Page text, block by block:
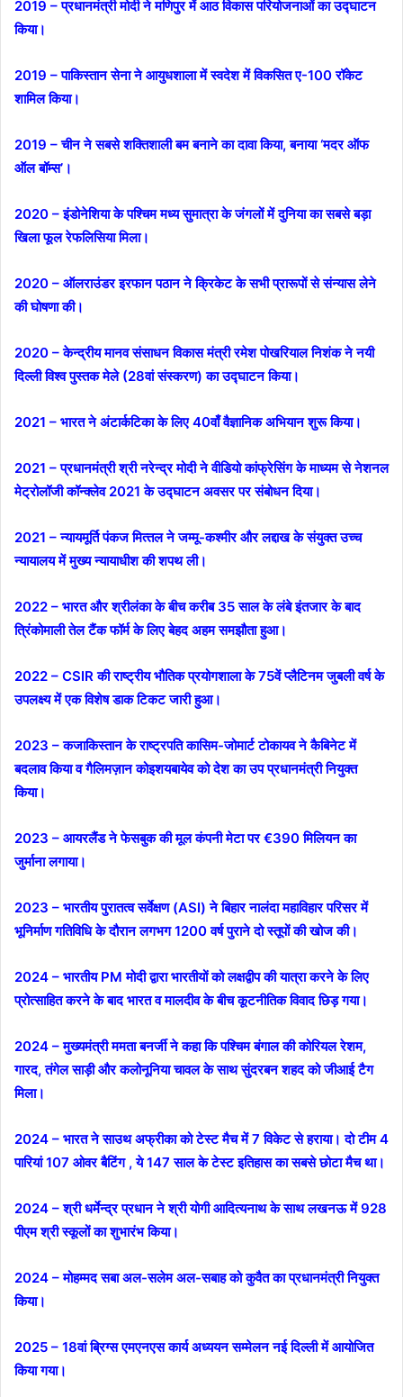
2019 – प्रधानमंत्री मोदी ने मणिपुर में आठ विकास परियोजनाओं का उद्घाटन
किया।
2019 – पाकिस्तान सेना ने आयुधशाला में स्वदेश में विकसित ए-100 रॉकेट
शामिल किया।
2019 – चीन ने सबसे शक्तिशाली बम बनाने का दावा किया, बनाया ‘मदर ऑफ
ऑल बॉम्स’।
2020 – इंडोनेशिया के पश्चिम मध्य सुमात्रा के जंगलों में दुनिया का सबसे बड़ा
खिला फूल रेफलिसिया मिला।
2020 – ऑलराउंडर इरफान पठान ने क्रिकेट के सभी प्रारूपों से संन्यास लेने
की घोषणा की।
2020 – केन्द्रीय मानव संसाधन विकास मंत्री रमेश पोखरियाल निशंक ने नयी
दिल्ली विश्व पुस्तक मेले (28वां संस्करण) का उद्घाटन किया।
2021 – भारत ने अंटार्कटिका के लिए 40वाँ वैज्ञानिक अभियान शुरू किया।
2021 – प्रधानमंत्री श्री नरेन्‍द्र मोदी ने वीडियो कांफ्रेसिंग के माध्‍यम से नेशनल
मेट्रोलॉजी कॉन्क्लेव 2021 के उद्घाटन अवसर पर संबोधन दिया।
2021 – न्यायमूर्ति पंकज मित्‍तल ने जम्‍मू-कश्‍मीर और लद्दाख के संयुक्‍त उच्‍च
न्‍यायालय में मुख्‍य न्‍यायाधीश की शपथ ली।
2022 – भारत और श्रीलंका के बीच करीब 35 साल के लंबे इंतजार के बाद
त्रिंकोमाली तेल टैंक फॉर्म के लिए बेहद अहम समझौता हुआ।
2022 – CSIR की राष्ट्रीय भौतिक प्रयोगशाला के 75वें प्लैटिनम जुबली वर्ष के
उपलक्ष्य में एक विशेष डाक टिकट जारी हुआ।
2023 – कजाकिस्तान के राष्ट्रपति कासिम-जोमार्ट टोकायव ने कैबिनेट में
बदलाव किया व गैलिमज़ान कोइशयबायेव को देश का उप प्रधानमंत्री नियुक्त
किया।
2023 – आयरलैंड ने फेसबुक की मूल कंपनी मेटा पर €390 मिलियन का
जुर्माना लगाया।
2023 – भारतीय पुरातत्व सर्वेक्षण (ASI) ने बिहार नालंदा महाविहार परिसर में
भूनिर्माण गतिविधि के दौरान लगभग 1200 वर्ष पुराने दो स्तूपों की खोज की।
2024 – भारतीय PM मोदी द्वारा भारतीयों को लक्षद्वीप की यात्रा करने के लिए
प्रोत्साहित करने के बाद भारत व मालदीव के बीच कूटनीतिक विवाद छिड़ गया।
2024 – मुख्यमंत्री ममता बनर्जी ने कहा कि पश्चिम बंगाल की कोरियल रेशम,
गारद, तंगेल साड़ी और कलोनूनिया चावल के साथ सुंदरबन शहद को जीआई टैग
मिला।
2024 – भारत ने साउथ अफ्रीका को टेस्ट मैच में 7 विकेट से हराया। दो टीम 4
पारियां 107 ओवर बैटिंग , ये 147 साल के टेस्ट इतिहास का सबसे छोटा मैच था।
2024 – श्री धर्मेन्‍द्र प्रधान ने श्री योगी आदित्यनाथ के साथ लखनऊ में 928
पीएम श्री स्कूलों का शुभारंभ किया।
2024 – मोहम्मद सबा अल-सलेम अल-सबाह को कुवैत का प्रधानमंत्री नियुक्त
किया।
2025 – 18वां ब्रिग्स एमएनएस कार्य अध्ययन सम्मेलन नई दिल्ली में आयोजित
किया गया।